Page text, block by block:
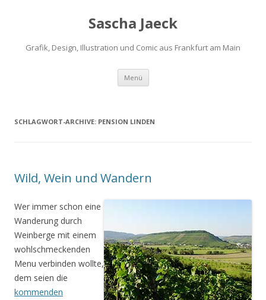
Sascha Jaeck
Grafik, Design, Illustration und Comic aus Frankfurt am Main
Menü Zum
springen
SCHLAGWORT-ARCHIVE: PENSION LINDEN
Wild, Wein und Wandern
Wer immer schon eine
Wanderung durch
Weinberge mit einem
wohlschmeckenden
Menu verbinden wollte,
dem seien die
kommenden